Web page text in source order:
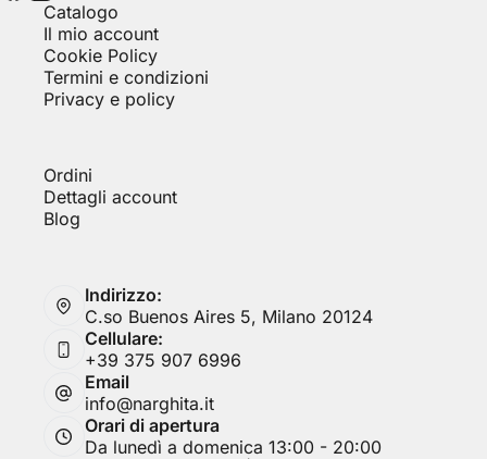
Catalogo
Il mio account
Cookie Policy
Termini e condizioni
Privacy e policy
Ordini
Dettagli account
Blog
Indirizzo:
C.so Buenos Aires 5, Milano 20124
Cellulare:
+39 375 907 6996
Email
info@narghita.it
Orari di apertura
Da lunedì a domenica 13:00 - 20:00